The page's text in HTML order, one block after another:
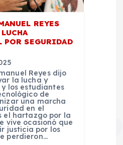
REYES
SEGURIDAD
Reyes dijo
la lucha y
los estudiantes
de
una marcha
en el
el hartazgo por la
vive ocasionó que
justicia por los
perdieron…